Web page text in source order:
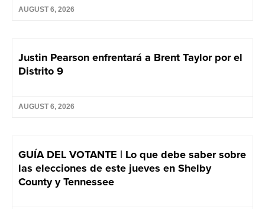
AUGUST 6, 2026
Justin Pearson enfrentará a Brent Taylor por el
Distrito 9
AUGUST 6, 2026
GUÍA DEL VOTANTE | Lo que debe saber sobre
las elecciones de este jueves en Shelby
County y Tennessee